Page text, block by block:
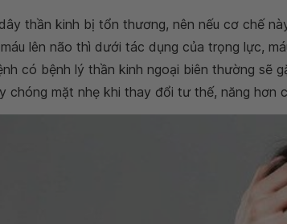
thần kinh bị tổn thương, nên nếu cơ chế
lên não thì dưới tác dụng của trọng lực,
có bệnh lý thần kinh ngoại biên thường sẽ
chóng mặt nhẹ khi thay đổi tư thế, năng hơn